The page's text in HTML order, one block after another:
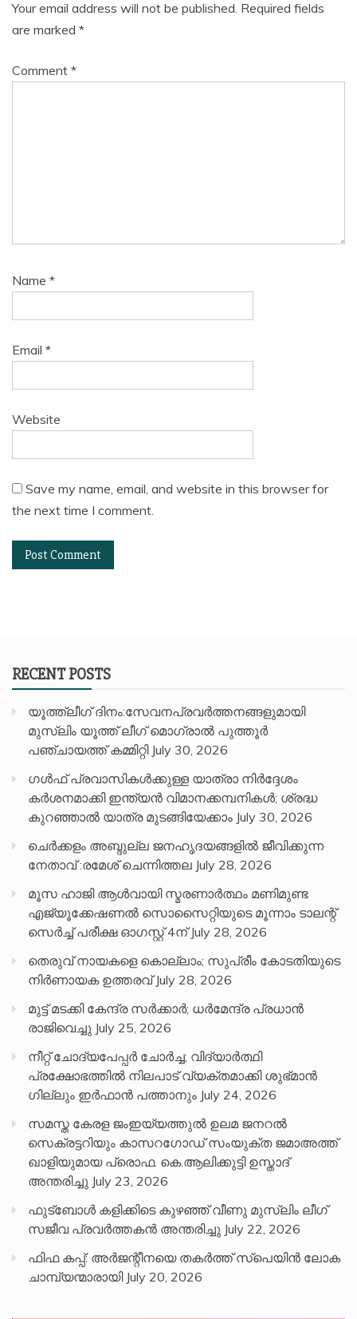
Your email address will not be published. Required fields
are marked *
Comment *
Name *
Email *
Website
Save my name, email, and website in this browser for
the next time I comment.
RECENT POSTS
യൂത്ത്ലീഗ് ദിനം:സേവനപ്രവർത്തനങ്ങളുമായി
മുസ്ലിം യൂത്ത് ലീഗ് മൊഗ്രാൽ പുത്തൂർ
പഞ്ചായത്ത് കമ്മിറ്റി July 30, 2026
ഗൾഫ് പ്രവാസികൾക്കുള്ള യാത്രാ നിർദ്ദേശം
കർശനമാക്കി ഇന്ത്യൻ വിമാനക്കമ്പനികൾ; ശ്രദ്ധ
കുറഞ്ഞാൽ യാത്ര മുടങ്ങിയേക്കാം July 30, 2026
ചെർക്കളം അബ്ദുല്ല ജനഹൃദയങ്ങളിൽ ജീവിക്കുന്ന
നേതാവ് :രമേശ് ചെന്നിത്തല July 28, 2026
മൂസ ഹാജി ആൾവായി സ്മരണാർത്ഥം മണിമുണ്ട
എജ്യൂക്കേഷണൽ സൊസൈറ്റിയുടെ മൂന്നാം ടാലന്റ്
സെർച്ച് പരീക്ഷ ഓഗസ്റ്റ് 4ന് July 28, 2026
തെരുവ് നായകളെ കൊല്ലാം; സുപ്രീം കോടതിയുടെ
നിർണായക ഉത്തരവ് July 28, 2026
മുട്ട് മടക്കി കേന്ദ്ര സർക്കാർ; ധർമേന്ദ്ര പ്രധാൻ
രാജിവെച്ചു July 25, 2026
നീറ്റ് ചോദ്യപേപ്പര്‍ ചോര്‍ച്ച; വിദ്യാർത്ഥി
പ്രക്ഷോഭത്തിൽ നിലപാട് വ്യക്തമാക്കി ശുഭ്മാൻ
ഗില്ലും ഇർഫാൻ പത്താനും July 24, 2026
സമസ്ത കേരള ജംഇയ്യത്തുൽ ഉലമ ജനറൽ
സെക്രട്ടറിയും കാസറഗോഡ് സംയുക്ത ജമാഅത്ത്
ഖാളിയുമായ പ്രൊഫ. കെ.ആലിക്കുട്ടി ഉസ്താദ്
അന്തരിച്ചു July 23, 2026
ഫുട്ബോൾ കളിക്കിടെ കുഴഞ്ഞ് വീണു മുസ്ലിം ലീഗ്
സജീവ പ്രവർത്തകൻ അന്തരിച്ചു July 22, 2026
ഫിഫ കപ്പ്: അർജന്റീനയെ തകർത്ത് സ്പെയിൻ ലോക
ചാമ്പ്യന്മാരായി July 20, 2026